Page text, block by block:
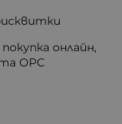
онлайн,
ОРС